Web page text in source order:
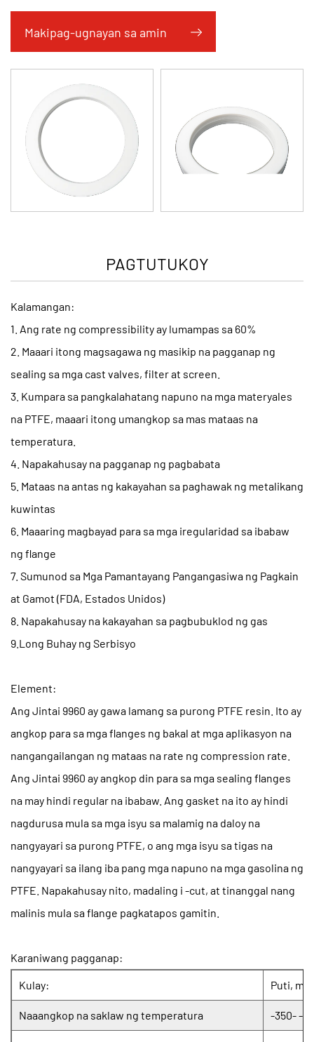
flanges at flanges na may hindi regular na ibabaw.
Ang Estilo 9960 ay nakakatugon sa mga
Makipag-ugnayan sa amin
PAGTUTUKOY
Kalamangan:
1. Ang rate ng compressibility ay lumampas sa 60%
2. Maaari itong magsagawa ng masikip na pagganap ng
sealing sa mga cast valves, filter at screen.
3. Kumpara sa pangkalahatang napuno na mga materyales
na PTFE, maaari itong umangkop sa mas mataas na
temperatura.
4. Napakahusay na pagganap ng pagbabata
5. Mataas na antas ng kakayahan sa paghawak ng metalikang
kuwintas
6. Maaaring magbayad para sa mga iregularidad sa ibabaw
ng flange
7. Sumunod sa Mga Pamantayang Pangangasiwa ng Pagkain
at Gamot (FDA, Estados Unidos)
8. Napakahusay na kakayahan sa pagbubuklod ng gas
9.Long Buhay ng Serbisyo
Element:
Ang Jintai 9960 ay gawa lamang sa purong PTFE resin. Ito ay
angkop para sa mga flanges ng bakal at mga aplikasyon na
nangangailangan ng mataas na rate ng compression rate.
Ang Jintai 9960 ay angkop din para sa mga sealing flanges
na may hindi regular na ibabaw. Ang gasket na ito ay hindi
nagdurusa mula sa mga isyu sa malamig na daloy na
nangyayari sa purong PTFE, o ang mga isyu sa tigas na
nangyayari sa ilang iba pang mga napuno na mga gasolina ng
PTFE. Napakahusay nito, madaling i -cut, at tinanggal nang
malinis mula sa flange pagkatapos gamitin.
Karaniwang pagganap:
Kulay: Puti,
Naaangkop na saklaw ng temperatura -350- -